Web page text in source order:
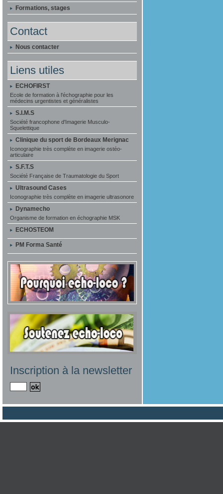
Formations, stages
Contact
Nous contacter
Liens utiles
ECHOFIRST
Ecole de formation à l'échographie pour les
médecins urgentistes et généralistes
S.I.M.S
Société francophone d'Imagerie Musculo-
Squelettique
Clinique du sport de Bordeaux Merignac
Iconographie très complète en imagerie ostéo-
articulaire
S.F.T.S
Société Française de Traumatologie du Sport
Ultrasound Cases
Iconographie très complète en imagerie ultrasonore
Dynamecho
Organisme de formation en échographie MSK
ECHOSTEOM
PM Forma Santé
Inscription à la newsletter